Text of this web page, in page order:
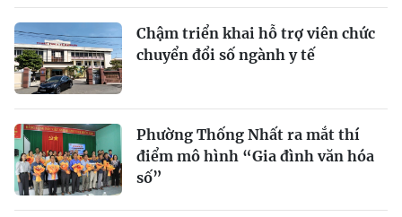
Chậm triển khai hỗ trợ viên chức
chuyển đổi số ngành y tế
Phường Thống Nhất ra mắt thí
điểm mô hình “Gia đình văn hóa
số”